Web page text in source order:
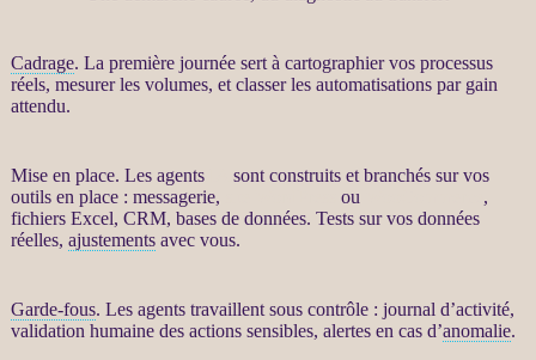
Cadrage. La première journée sert à cartographier vos processus
réels, mesurer les volumes, et classer les automatisationspar gain
attendu.
Mise en place. Les agents
sont construits et branchés sur vos
outils en place : messagerie,
ou
,
fichiers Excel, CRM, bases de données. Tests sur vos données
réelles, ajustementsavec vous.
Garde-fous. Les agentstravaillent sous contrôle : journal d’activité,
validation humaine des actions sensibles, alertesen cas d’anomalie.